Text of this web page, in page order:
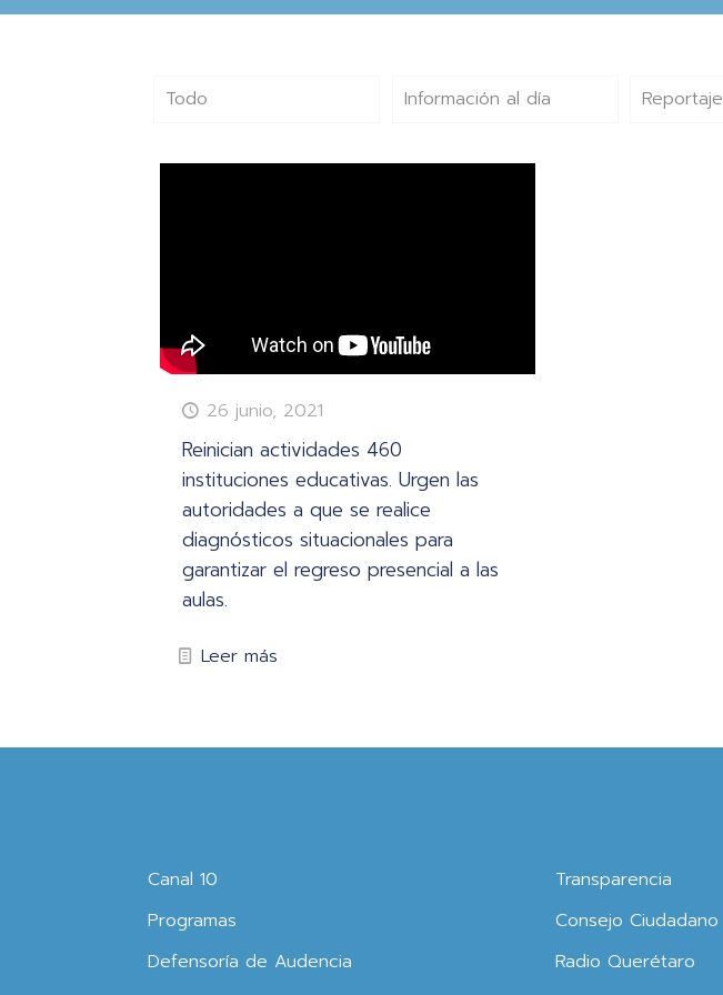
Todo Información al día Reportaje
26 junio, 2021
Reinician actividades 460
instituciones educativas. Urgen las
autoridades a que se realice
diagnósticos situacionales para
garantizar el regreso presencial a las
aulas.
Leer más
Canal 10
Programas
Defensoría de Audencia
Transparencia
Consejo Ciudadano
Radio Querétaro